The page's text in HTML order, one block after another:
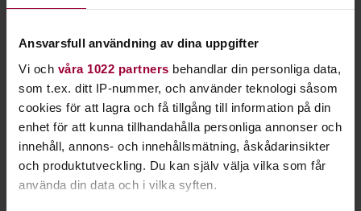
Ansvarsfull användning av dina uppgifter
Vi och våra 1022 partners behandlar din personliga data,
som t.ex. ditt IP-nummer, och använder teknologi såsom
cookies för att lagra och få tillgång till information på din
enhet för att kunna tillhandahålla personliga annonser och
innehåll, annons- och innehållsmätning, åskådarinsikter
och produktutveckling. Du kan själv välja vilka som får
använda din data och i vilka syften.
folkhögskolornas roll kan vara att fungera som regionala
att prioritera dessa frågor och öka tillgängligheten när det
gäller folkbildning för omställning. Jag hoppas detta tas i
beaktande i de diskussioner som förs om folkhögskolornas
framtid.
Eva Karlsson, medgrundare av Houdini Sportswear, ger
näringslivsperspektiv:
– Folkbildning är en svensk tradition som bidragit till